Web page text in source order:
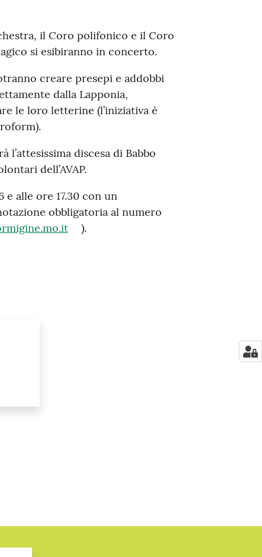
il Coro polifonico e il Coro
si esibiranno in concerto.
creare presepi e addobbi
dalla Lapponia,
le loro letterine (l’iniziativa è
l’attesissima discesa di Babbo
dell’AVAP.
alle ore 17.30 con un
obbligatoria al numero
).